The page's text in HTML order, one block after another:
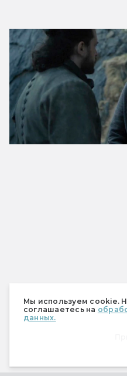
Мы используем cookie.
соглашаетесь на
данных.